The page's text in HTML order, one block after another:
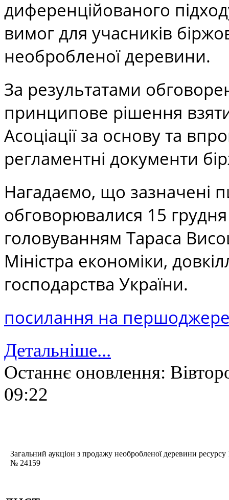
диференційованого
вимог для учасників
необробленої деревини.
За результатами
принципове рішення
Асоціації за основу та
регламентні документи
Нагадаємо, що зазначені
обговорювалися 15 грудня
головуванням Тараса
Міністра економіки,
господарства України.
посилання на
Детальніше...
Останнє оновлення:
09:22
Загальний аукціон з продажу необробленої деревини
№ 24159